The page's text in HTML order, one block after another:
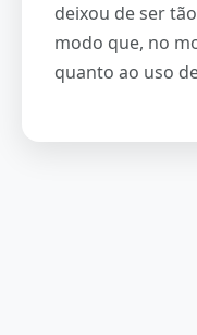
deixou de ser
modo que, no
quanto ao uso